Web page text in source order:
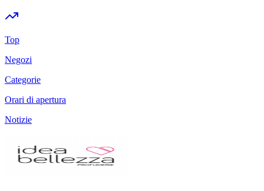
Top
Negozi
Categorie
Orari di apertura
Notizie